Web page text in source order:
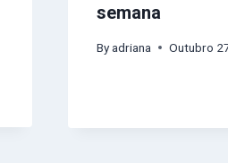
semana
By adriana Outubro